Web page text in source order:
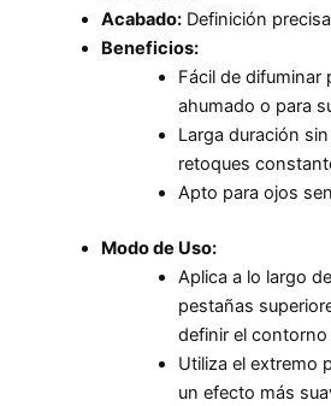
Acabado:Definición
Beneficios:
Fácil de difuminar
ahumado o para
Larga duración
retoques
Apto para ojos
Modo de Uso:
Aplica a lo largo
pestañas
definir el
Utiliza el extremo
un efecto más